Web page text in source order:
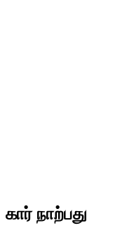
கார் நாற்பது